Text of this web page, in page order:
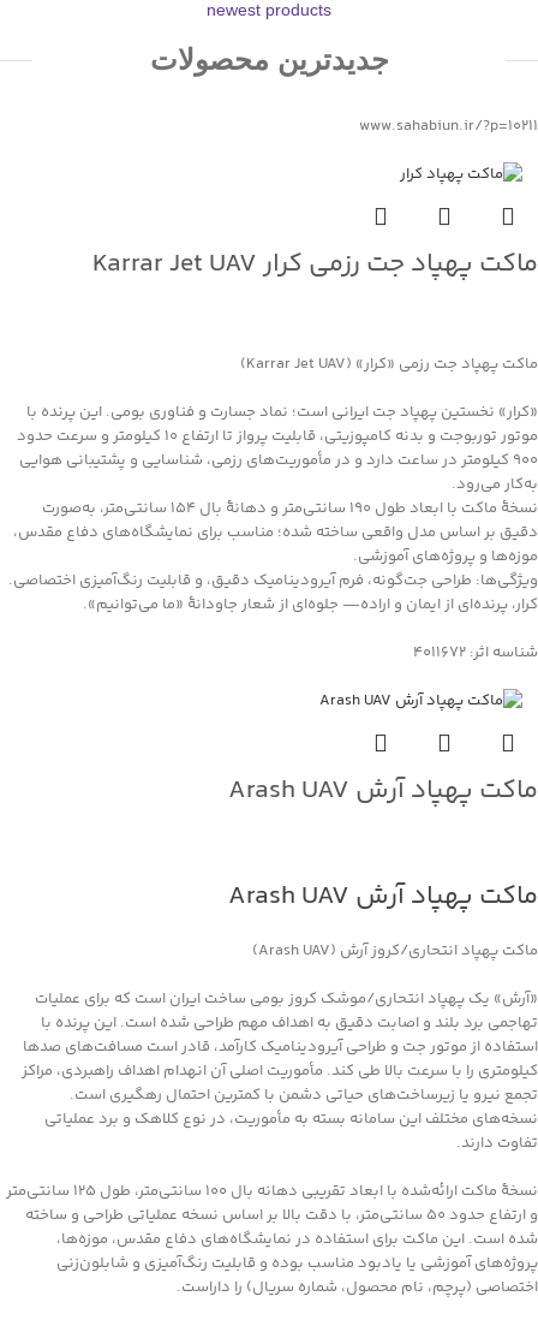
newest products
جدیدترین محصولات
www.sahabiun.ir/?p=10211
ماکت پهپاد جت رزمی کرار Karrar Jet UAV
ماکت پهپاد جت رزمی «کرار» (Karrar Jet UAV)
«کرار» نخستین پهپاد جت ایرانی است؛ نماد جسارت و فناوری بومی. این پرنده با
موتور توربوجت و بدنه کامپوزیتی، قابلیت پرواز تا ارتفاع ۱۰ کیلومتر و سرعت حدود
۹۰۰ کیلومتر در ساعت دارد و در مأموریت‌های رزمی، شناسایی و پشتیبانی هوایی
به‌کار می‌رود.
نسخهٔ ماکت با ابعاد طول 190 سانتی‌متر و دهانهٔ بال 154 سانتی‌متر، به‌صورت
دقیق بر اساس مدل واقعی ساخته شده؛ مناسب برای نمایشگاه‌های دفاع مقدس،
موزه‌ها و پروژه‌های آموزشی.
ویژگی‌ها: طراحی جت‌گونه، فرم آیرودینامیک دقیق، و قابلیت رنگ‌آمیزی اختصاصی.
کرار، پرنده‌ای از ایمان و اراده— جلوه‌ای از شعار جاودانۀ «ما می‌توانیم».
شناسه اثر: 4011672
ماکت پهپاد آرش Arash UAV
ماکت پهپاد آرش Arash UAV
ماکت پهپاد انتحاری/کروز آرش (Arash UAV)
«آرش» یک پهپاد انتحاری/موشک کروز بومی ساخت ایران است که برای عملیات
تهاجمی برد بلند و اصابت دقیق به اهداف مهم طراحی شده است. این پرنده با
استفاده از موتور جت و طراحی آیرودینامیک کارآمد، قادر است مسافت‌های صدها
کیلومتری را با سرعت بالا طی کند. مأموریت اصلی آن انهدام اهداف راهبردی، مراکز
تجمع نیرو یا زیرساخت‌های حیاتی دشمن با کمترین احتمال رهگیری است.
نسخه‌های مختلف این سامانه بسته به مأموریت، در نوع کلاهک و برد عملیاتی
تفاوت دارند.
نسخهٔ ماکت ارائه‌شده با ابعاد تقریبی دهانه بال 100 سانتی‌متر، طول 125 سانتی‌متر
و ارتفاع حدود 50 سانتی‌متر، با دقت بالا بر اساس نسخه عملیاتی طراحی و ساخته
شده است. این ماکت برای استفاده در نمایشگاه‌های دفاع مقدس، موزه‌ها،
پروژه‌های آموزشی یا یادبود مناسب بوده و قابلیت رنگ‌آمیزی و شابلون‌زنی
اختصاصی (پرچم، نام محصول، شماره سریال) را داراست.